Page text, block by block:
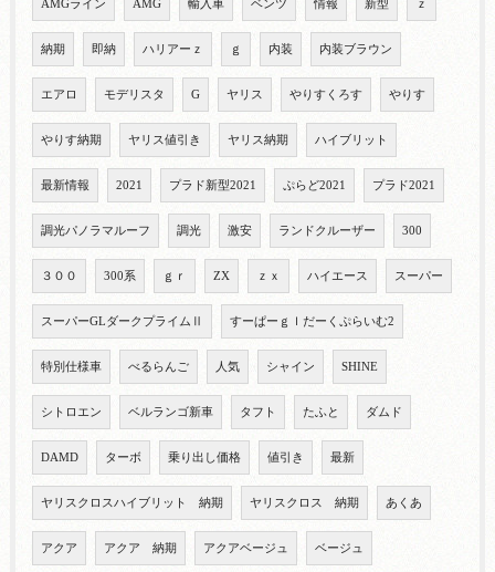
AMGライン AMG 輸入車 ベンツ 情報 新型 ｚ
納期 即納 ハリアーｚ ｇ 内装 内装ブラウン
エアロ モデリスタ G ヤリス やりすくろす やりす
やりす納期 ヤリス値引き ヤリス納期 ハイブリット
最新情報 2021 プラド新型2021 ぷらど2021 プラド2021
調光パノラマルーフ 調光 激安 ランドクルーザー 300
３００ 300系 ｇｒ ZX ｚｘ ハイエース スーパー
スーパーGLダークプライムⅡ すーぱーｇｌだーくぷらいむ2
特別仕様車 べるらんご 人気 シャイン SHINE
シトロエン ベルランゴ新車 タフト たふと ダムド
DAMD ターボ 乗り出し価格 値引き 最新
ヤリスクロスハイブリット 納期 ヤリスクロス 納期 あくあ
アクア アクア 納期 アクアベージュ ベージュ